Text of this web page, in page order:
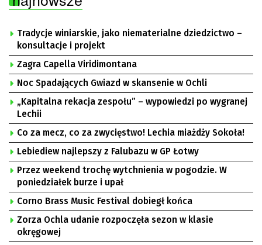
Tradycje winiarskie, jako niematerialne dziedzictwo –
konsultacje i projekt
Zagra Capella Viridimontana
Noc Spadających Gwiazd w skansenie w Ochli
„Kapitalna rekacja zespołu” – wypowiedzi po wygranej
Lechii
Co za mecz, co za zwycięstwo! Lechia miażdży Sokoła!
Lebiediew najlepszy z Falubazu w GP Łotwy
Przez weekend trochę wytchnienia w pogodzie. W
poniedziałek burze i upał
Corno Brass Music Festival dobiegł końca
Zorza Ochla udanie rozpoczęła sezon w klasie
okręgowej